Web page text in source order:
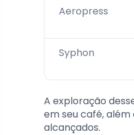
Aeropress
Syphon
A exploração
em seu café,
alcançados.